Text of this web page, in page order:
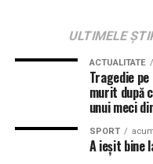
ULTIMELE
ACTUALITATE
Tragedie
murit după
unui meci
SPORT
A ieșit bine